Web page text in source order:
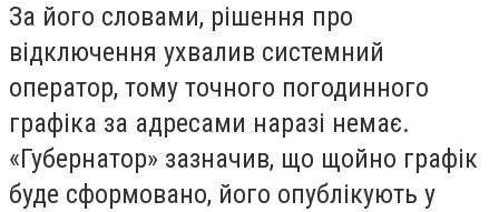
За його словами, рішення про
відключення ухвалив системний
оператор, тому точного погодинного
графіка за адресами наразі немає.
«Губернатор» зазначив, що щойно графік
буде сформовано, його опублікують у